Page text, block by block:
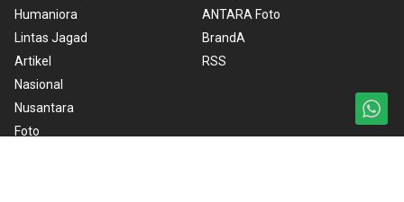
Humaniora
Lintas Jagad
Artikel
Nasional
Nusantara
Foto
ANTARA Foto
BrandA
RSS